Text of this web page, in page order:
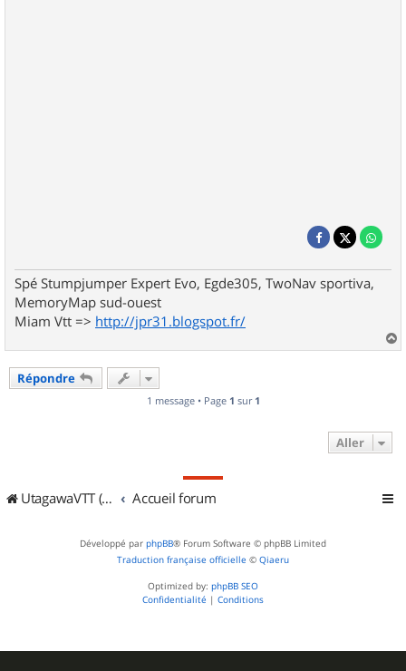
Spé Stumpjumper Expert Evo, Egde305, TwoNav sportiva,
MemoryMap sud-ouest
Miam Vtt => http://jpr31.blogspot.fr/
a
Répondre
1 message • Page 1 sur 1
Aller
UtagawaVTT (Randos VTT et VTTAE avec traces GPS) Accueil forum
Développé par phpBB® Forum Software © phpBB Limited
Traduction française officielle © Qiaeru
Optimized by: phpBB SEO
Confidentialité | Conditions